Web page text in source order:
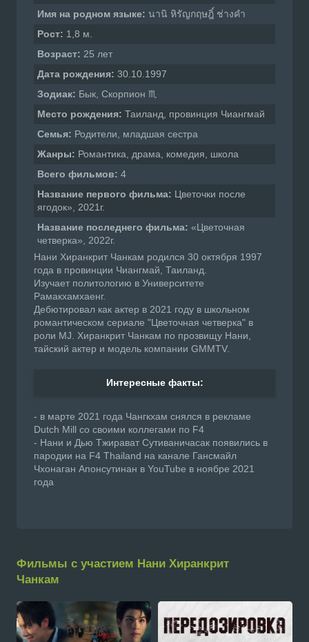
Имя на родном языке: นานิ หิรัญกฤษฎิ์ ช่างคำ
Рост: 1,8 м.
Возраст: 25 лет
Дата рождения: 30.10.1997
Зодиак: Бык, Скорпион ♏
Место рождения: Таиланд, провинция Чиангмай
Семья: Родители, младшая сестра
Жанры: Романтика, драма, комедия, школа
Всего фильмов: 4
Название первого фильма: Цветочки после
ягодок», 2021г.
Название последнего фильма: «Цветочная
четверка», 2022г.
Нани Хиранкрит Чанкам родился 30 октября 1997
года в провинции Чиангмай, Таиланд.
Изучает политологию в Университете
Рамакхамхаенг.
Дебютировал как актер в 2021 году в школьном
романтическом сериале "Цветочная четверка" в
роли MJ. Хиранкрит Чанкам по прозвищу Нани,
тайский актер и модель компании GMMTV.
Интересные факты:
- в марте 2021 года Чангкхам снялся в рекламе
Dutch Mill со своими коллегами по F4
- Нани и Дью Тжирават Сутиваничасак появились в
пародии на F4 Thailand на канале Гансмайл
Чхонаган Апонсутинан в YouTube в ноябре 2021
года
Фильмы с участием Нани Хиранкрит
Чанкам